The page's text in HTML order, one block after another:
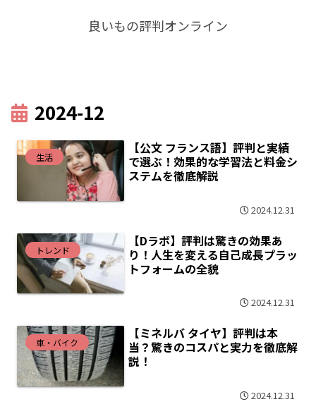
良いもの評判オンライン
2024-12
生活
【公文 フランス語】評判と実績
で選ぶ！効果的な学習法と料金シ
ステムを徹底解説
2024.12.31
トレンド
【Dラボ】評判は驚きの効果あ
り！人生を変える自己成長プラッ
トフォームの全貌
2024.12.31
車・バイク
【ミネルバ タイヤ】評判は本
当？驚きのコスパと実力を徹底解
説！
2024.12.31